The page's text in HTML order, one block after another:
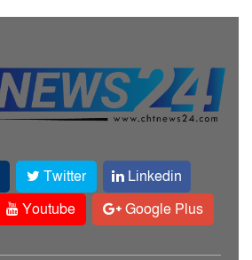
Twitter
Linkedin
Youtube Google Plus